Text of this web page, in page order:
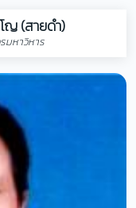
(สายดำ)
มหาวิหาร